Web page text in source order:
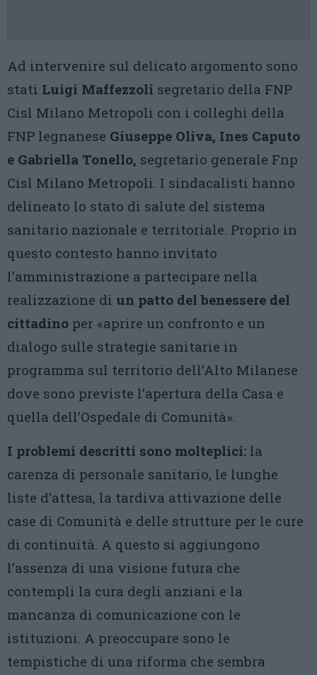
Ad intervenire sul delicato argomento sono
stati Luigi Maffezzoli segretario della FNP
Cisl Milano Metropoli con i colleghi della
FNP legnanese Giuseppe Oliva, Ines Caputo
e Gabriella Tonello, segretario generale Fnp
Cisl Milano Metropoli. I sindacalisti hanno
delineato lo stato di salute del sistema
sanitario nazionale e territoriale. Proprio in
questo contesto hanno invitato
l’amministrazione a partecipare nella
realizzazione di un patto del benessere del
cittadino per «aprire un confronto e un
dialogo sulle strategie sanitarie in
programma sul territorio dell’Alto Milanese
dove sono previste l’apertura della Casa e
quella dell’Ospedale di Comunità».
I problemi descritti sono molteplici: la
carenza di personale sanitario, le lunghe
liste d’attesa, la tardiva attivazione delle
case di Comunità e delle strutture per le cure
di continuità. A questo si aggiungono
l’assenza di una visione futura che
contempli la cura degli anziani e la
mancanza di comunicazione con le
istituzioni. A preoccupare sono le
tempistiche di una riforma che sembra